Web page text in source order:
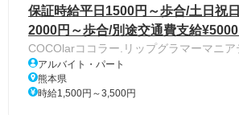
保証時給平日1500円～歩合/土日祝
2000円～歩合/別途交通費支給¥5000
COCOlarココラー.リップグラマーマニア
アルバイト・パート
熊本県
時給1,500円～3,500円